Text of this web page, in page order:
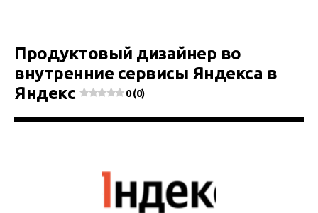
Продуктовый дизайнер во
внутренние сервисы Яндекса в
Яндекс
0 (0)